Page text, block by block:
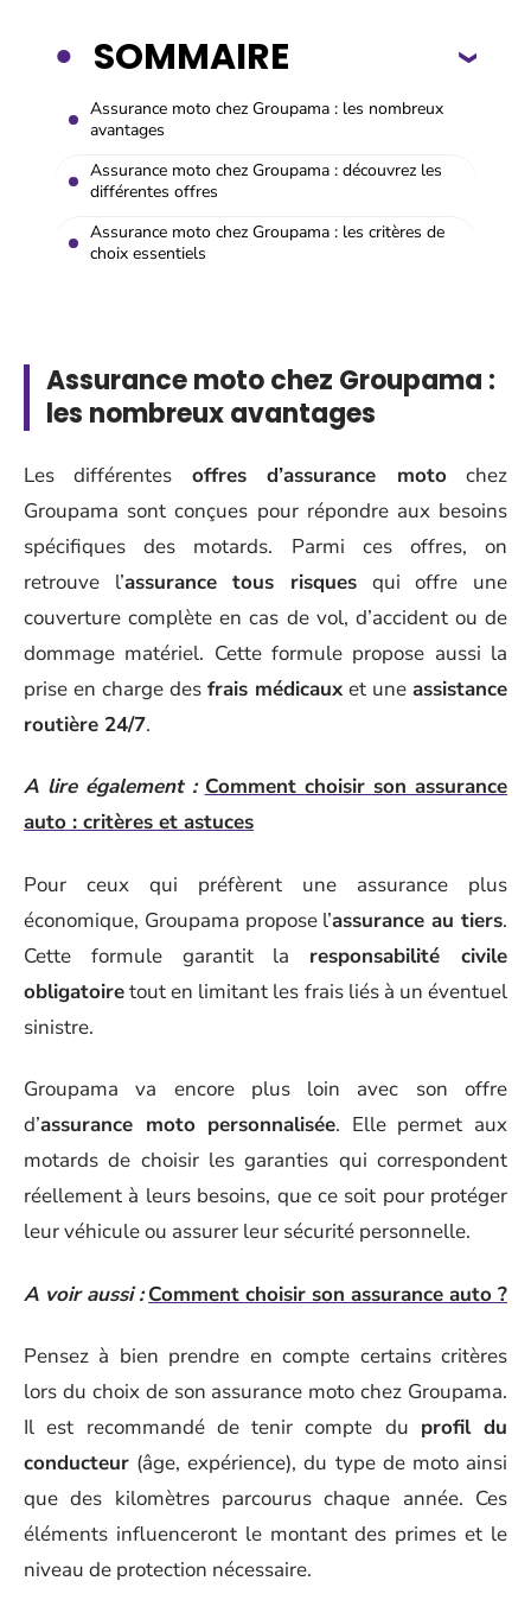
SOMMAIRE
Assurance moto chez Groupama : les nombreux
avantages
Assurance moto chez Groupama : découvrez les
différentes offres
Assurance moto chez Groupama : les critères de
choix essentiels
Assurance moto chez Groupama :
les nombreux avantages
Les différentes offres d’assurance moto chez
Groupama sont conçues pour répondre aux besoins
spécifiques des motards. Parmi ces offres, on
retrouve l’assurance tous risques qui offre une
couverture complète en cas de vol, d’accident ou de
dommage matériel. Cette formule propose aussi la
prise en charge des frais médicaux et une assistance
routière 24/7.
A lire également : Comment choisir son assurance
auto : critères et astuces
Pour ceux qui préfèrent une assurance plus
économique, Groupama propose l’assurance au tiers.
Cette formule garantit la responsabilité civile
obligatoiretout en limitant les frais liés à un éventuel
sinistre.
Groupama va encore plus loin avec son offre
d’assurance moto personnalisée. Elle permet aux
motards de choisir les garanties qui correspondent
réellement à leurs besoins, que ce soit pour protéger
leur véhicule ou assurer leur sécurité personnelle.
A voir aussi : Comment choisir son assurance auto ?
Pensez à bien prendre en compte certains critères
lors du choix de son assurance moto chez Groupama.
Il est recommandé de tenir compte du profil du
conducteur (âge, expérience), du type de moto ainsi
que des kilomètres parcourus chaque année. Ces
éléments influenceront le montant des primes et le
niveau de protection nécessaire.